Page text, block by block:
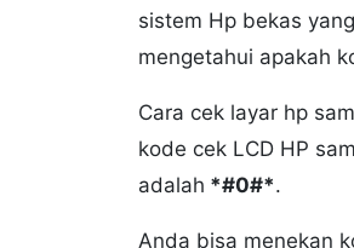
sistem Hp bekas
mengetahui apakah
Cara cek layar hp
kode cek LCD HP
adalah *#0#*.
Anda bisa menekan